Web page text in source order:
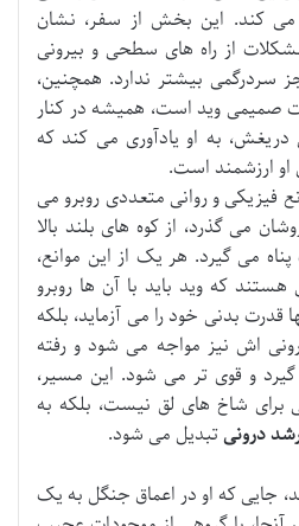
می کند. این بخش از سفر، نشان
از راه های سطحی و بیرونی
بیشتر ندارد. همچنین،
صمیمی وید است، همیشه در کنار
به او یادآوری می کند که
ارزشمند است.
فیزیکی و روانی متعددی روبرو می
می گذرد، از کوه های بلند بالا
می گیرد. هر یک از این موانع،
که وید باید با آن ها روبرو
قدرت بدنی خود را می آزماید، بلکه
اش نیز مواجه می شود و رفته
و قوی تر می شود. این مسیر،
برای شاخ های لق نیست، بلکه به
درونیتبدیل می شود.
جایی که او در اعماق جنگل به یک